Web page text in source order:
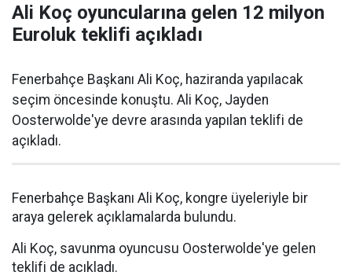
Ali Koç oyuncularına gelen 12 milyon
Euroluk teklifi açıkladı
Fenerbahçe Başkanı Ali Koç, haziranda yapılacak
seçim öncesinde konuştu. Ali Koç, Jayden
Oosterwolde'ye devre arasında yapılan teklifi de
açıkladı.
Fenerbahçe Başkanı Ali Koç, kongre üyeleriyle bir
araya gelerek açıklamalarda bulundu.
Ali Koç, savunma oyuncusu Oosterwolde'ye gelen
teklifi de açıkladı.